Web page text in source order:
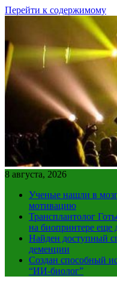
Перейти к содержимому
8 августа, 2026
Ученые нашли в
мотивацию
Трансплантолог
на биопринтере еще
Найден доступный
деменции
Создан способный
“ИИ-биолог”